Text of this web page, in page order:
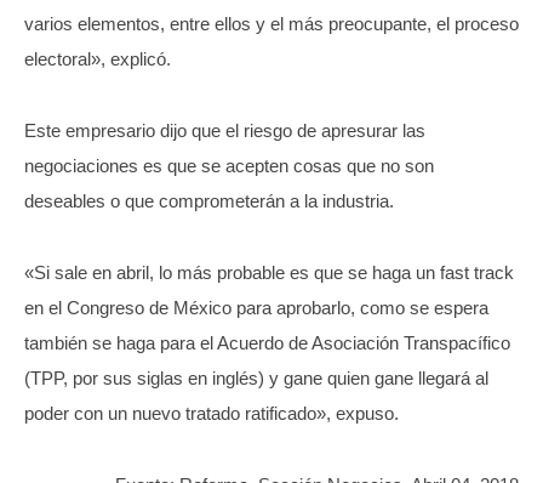
varios elementos, entre ellos y el más preocupante, el proceso
electoral», explicó.
Este empresario dijo que el riesgo de apresurar las
negociaciones es que se acepten cosas que no son
deseables o que comprometerán a la industria.
«Si sale en abril, lo más probable es que se haga un fast track
en el Congreso de México para aprobarlo, como se espera
también se haga para el Acuerdo de Asociación Transpacífico
(TPP, por sus siglas en inglés) y gane quien gane llegará al
poder con un nuevo tratado ratificado», expuso.